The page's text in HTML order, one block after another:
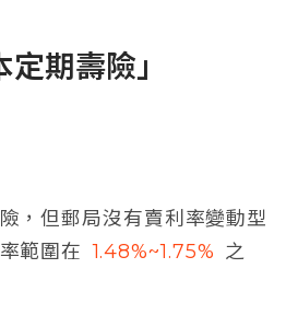
期壽險」
，但郵局沒有賣利率變動型
範圍在 1.48%~1.75% 之